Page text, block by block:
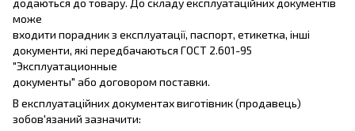
може
входити порадник з експлуатації, паспорт, етикетка, інші
документи, які передбачаються ГОСТ 2.601-95
"Эксплуатационные
документы" або договором поставки.
В експлуатаційних документах виготівник (продавець)
зобов'язаний зазначити: